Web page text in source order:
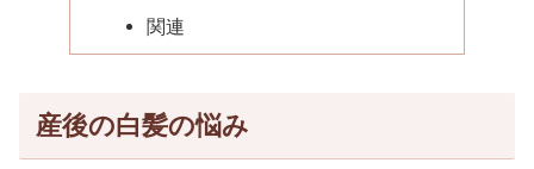
関連
産後の白髪の悩み